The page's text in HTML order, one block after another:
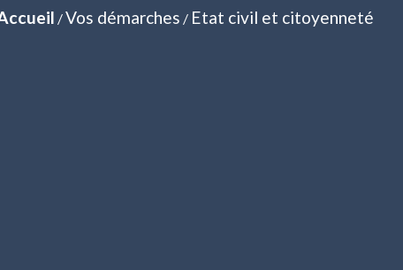
/Vos démarches / Etat civil et citoyenneté